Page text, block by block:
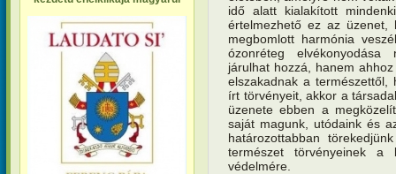
idő alatt kialakított
értelmezhető ez az
megbomlott harmónia
ózonréteg elvékonyodása
járulhat hozzá, hanem
elszakadnak a természettől,
írt törvényeit, akkor a
üzenete ebben a
saját magunk, utódaink és
határozottabban
természet törvényeinek
védelmére.